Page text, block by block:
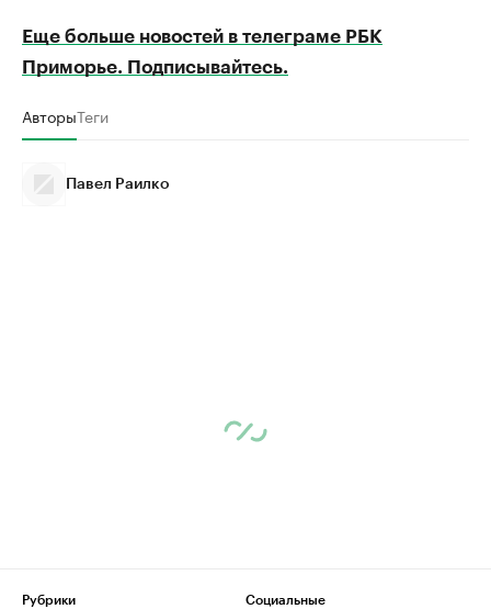
Еще больше новостей в телеграме РБК
Приморье. Подписывайтесь.
АвторыТеги
Павел Раилко
Рубрики
Социальные